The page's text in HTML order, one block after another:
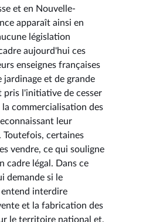
et en Nouvelle-
apparaît ainsi en
législation
aujourd'hui ces
enseignes françaises
jardinage et de grande
l'initiative de cesser
commercialisation des
leur
Toutefois, certaines
vendre, ce qui souligne
cadre légal. Dans ce
demande si le
interdire
et la fabrication des
le territoire national et,